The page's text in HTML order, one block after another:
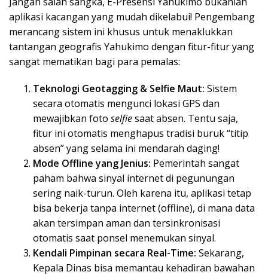
aplikasi kacangan yang mudah dikelabui! Pengembang
merancang sistem ini khusus untuk menaklukkan
tantangan geografis Yahukimo dengan fitur-fitur yang
sangat mematikan bagi para pemalas:
Teknologi Geotagging & Selfie Maut: Sistem
secara otomatis mengunci lokasi GPS dan
mewajibkan foto selfiesaat absen. Tentu saja,
fitur ini otomatis menghapus tradisi buruk “titip
absen” yang selama ini mendarah daging!
Mode Offline yang Jenius: Pemerintah sangat
paham bahwa sinyal internet di pegunungan
sering naik-turun. Oleh karena itu, aplikasi tetap
bisa bekerja tanpa internet (offline), di mana data
akan tersimpan aman dan tersinkronisasi
otomatis saat ponsel menemukan sinyal.
Kendali Pimpinan secara Real-Time: Sekarang,
Kepala Dinas bisa memantau kehadiran bawahan